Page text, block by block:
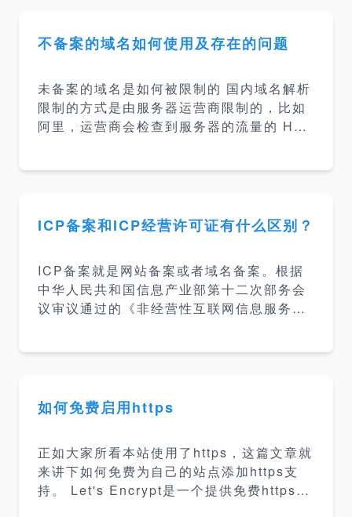
不备案的域名如何使用及存在的问题
未备案的域名是如何被限制的 国内域名解析
限制的方式是由服务器运营商限制的，比如
阿里，运营商会检查到服务器的流量的 HTT
有域名呢？我们直接用 IP 访问显然是可以
的，那么 HTTPS 呢？HTTPS 也是可以
商无法拿到请求的域名自然无法限制了。 B
UT 虽然我们使用 HTTPS 绕过服务器运营
商，但是有些平台或做自己的校验，比如 微
号、小程序中需要调用
ICP备案和ICP经营许可证有什么区别？
ICP备案就是网站备案或者域名备案。根据
中华人民共和国信息产业部第十二次部务会
议审议通过的《非经营性互联网信息服务备
备案的网站将予以罚款或关闭。 ICP备案是
免费的，只需要你在ICP备案网站注册了一
等相关真实资料即可取得ICP备案号。个
人、企业、单位、团体、组织等均可申请。
是指所有生成的域名和建设好的网站都要进
如何免费启用https
正如大家所看本站使用了https，这篇文章就
来讲下如何免费为自己的站点添加https支
持。 Let's Encrypt是一个提供免费https证